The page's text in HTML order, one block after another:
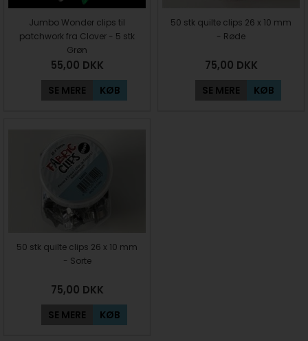
Jumbo Wonder clips til
patchwork fra Clover - 5 stk
Grøn
55,00 DKK
SE MERE KØB
50 stk quilte clips 26 x 10 mm
- Røde
75,00 DKK
SE MERE KØB
50 stk quilte clips 26 x 10 mm
- Sorte
75,00 DKK
SE MERE KØB